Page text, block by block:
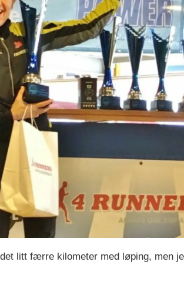
litt færre kilometer med løping, men